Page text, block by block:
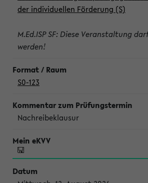
der individuellen Förderung (S)
M.Ed.ISP SF: Diese Veranstaltung
werden!
S0-123
Nachreibeklausur